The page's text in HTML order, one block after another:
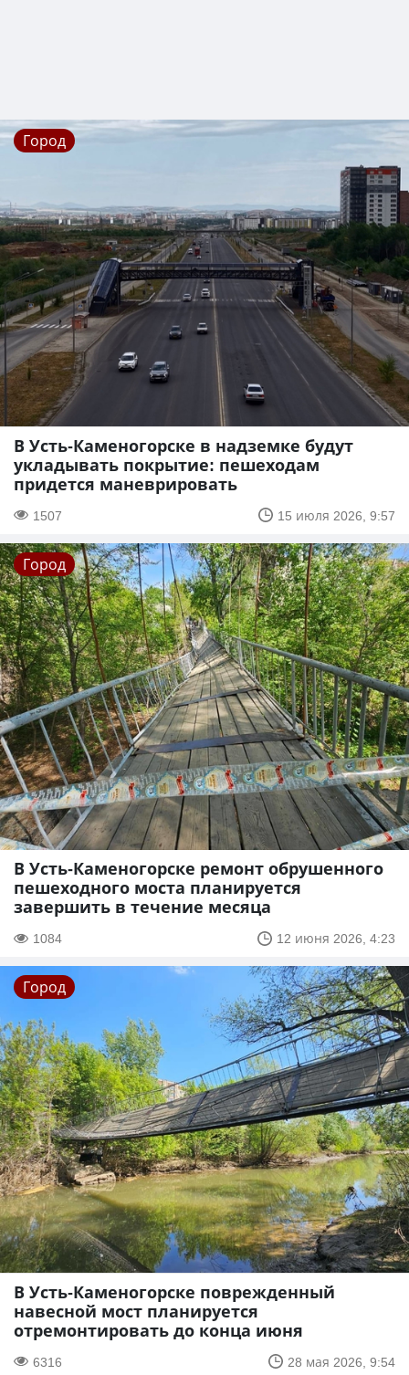
Город
В Усть-Каменогорске в надземке будут
укладывать покрытие: пешеходам
придется маневрировать
1507 15 июля 2026, 9:57
Город
В Усть-Каменогорске ремонт обрушенного
пешеходного моста планируется
завершить в течение месяца
1084 12 июня 2026, 4:23
Город
В Усть-Каменогорске поврежденный
навесной мост планируется
отремонтировать до конца июня
6316 28 мая 2026, 9:54